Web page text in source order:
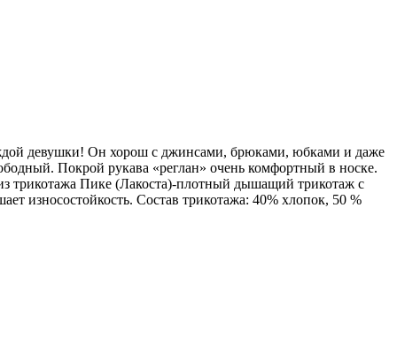
девушки! Он хорош с джинсами, брюками, юбками и даже
Покрой рукава «реглан» очень комфортный в носке.
трикотажа Пике (Лакоста)-плотный дышащий трикотаж с
износостойкость. Состав трикотажа: 40% хлопок, 50 %